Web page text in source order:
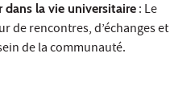
dans la vie universitaire : Le
de rencontres, d’échanges et
de la communauté.